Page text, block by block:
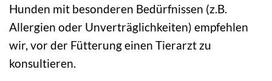
Hunden mit besonderen Bedürfnissen (z.B.
Allergien oder Unverträglichkeiten) empfehlen
wir, vor der Fütterung einen Tierarzt zu
konsultieren.